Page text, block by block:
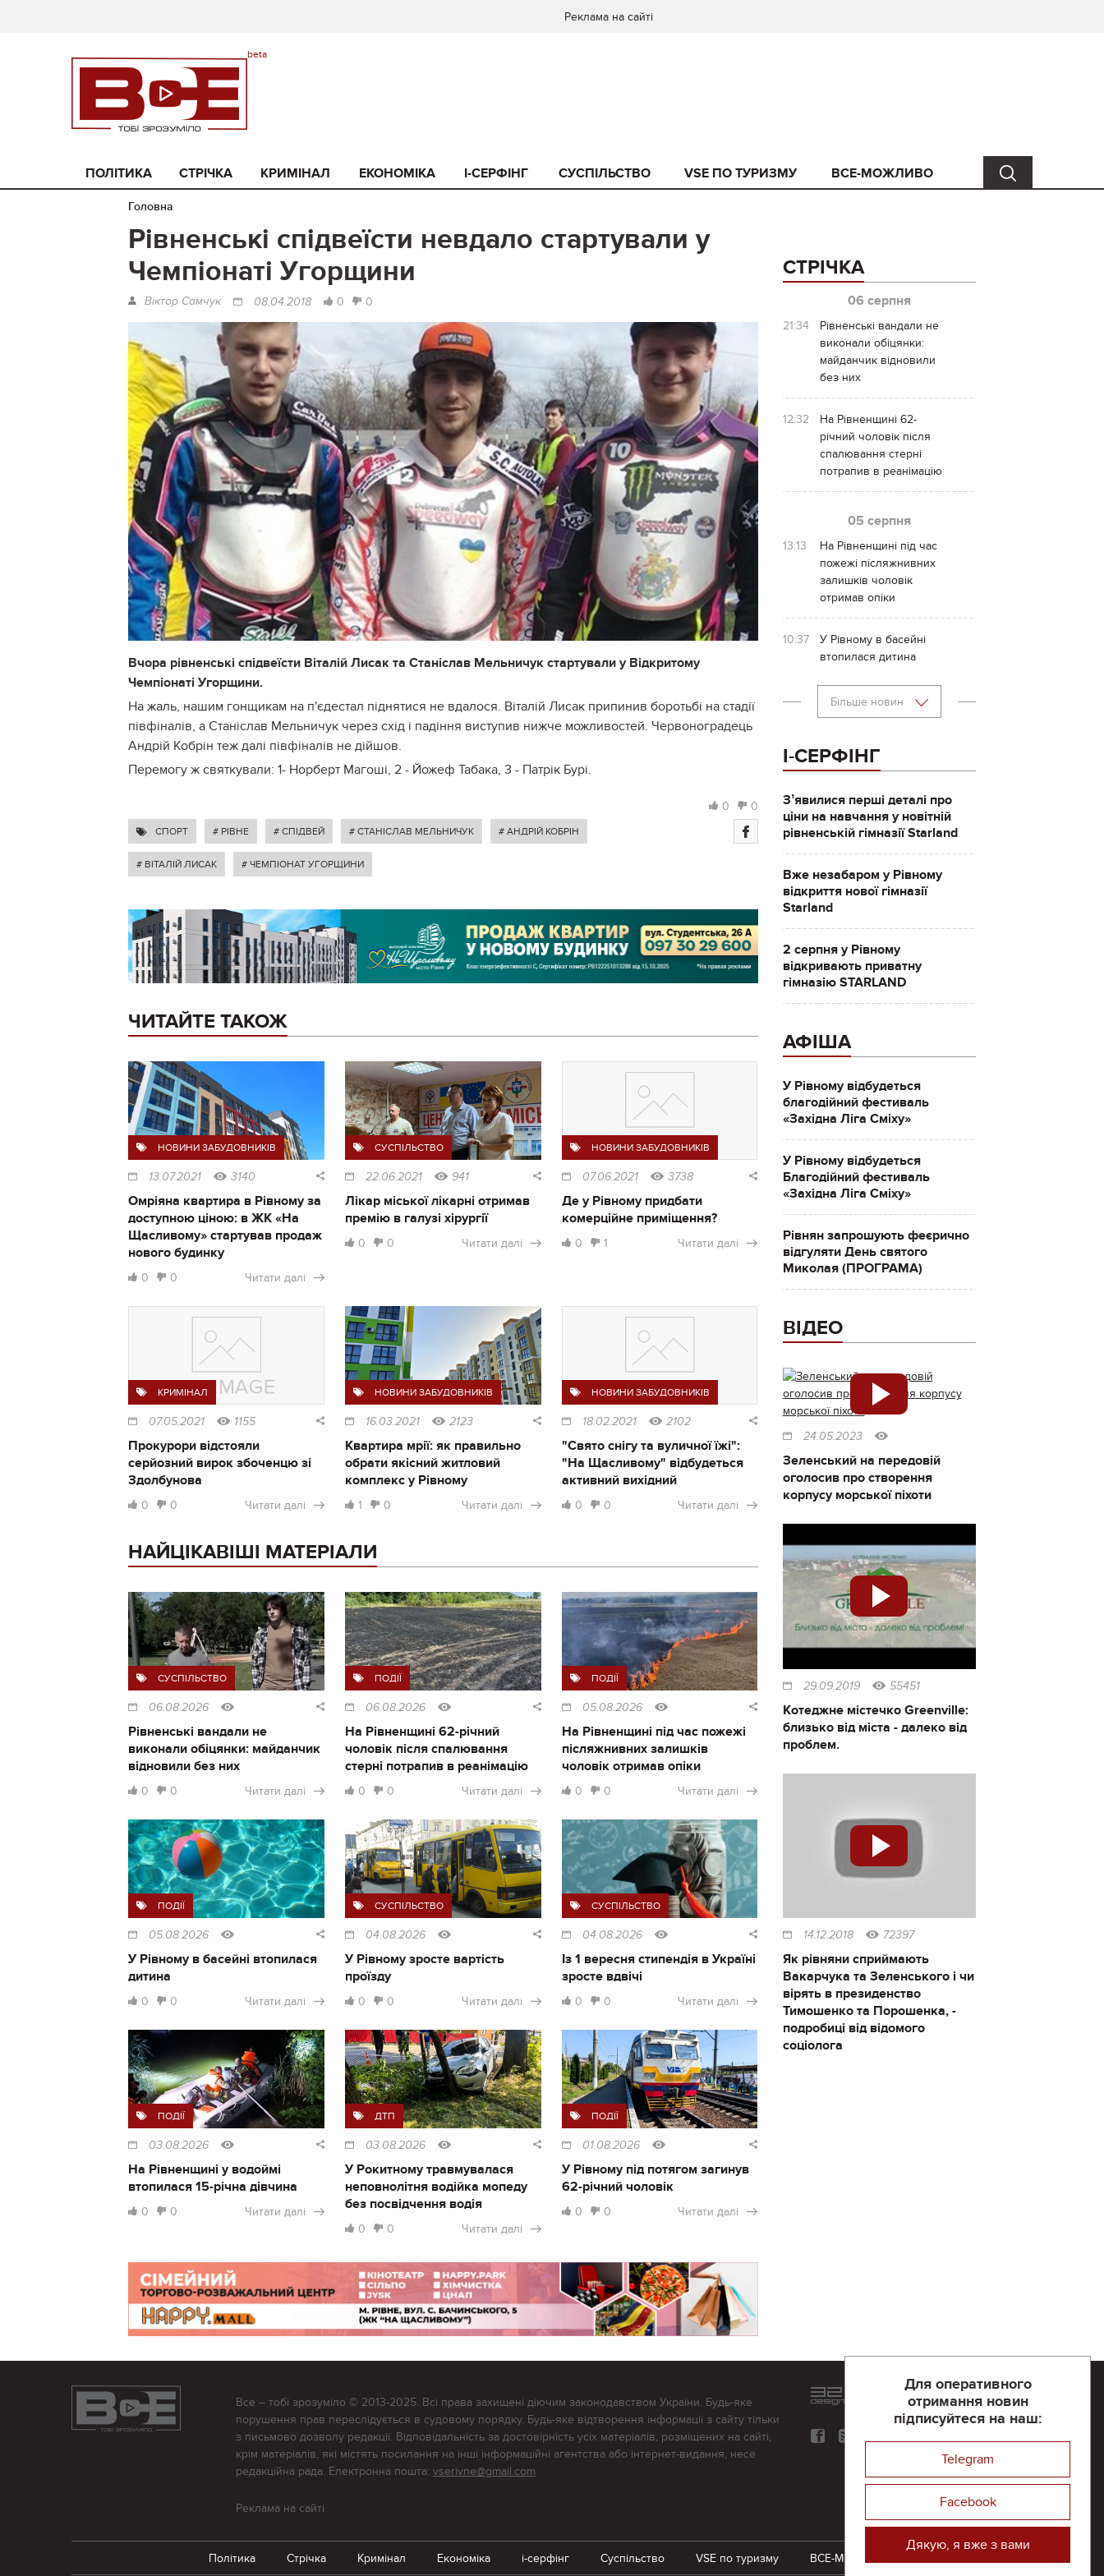
Реклама на сайті
ПОЛІТИКА СТРІЧКА КРИМІНАЛ ЕКОНОМІКА I-СЕРФІНГ СУСПІЛЬСТВО VSE ПО ТУРИЗМУ ВСЕ-МОЖЛИВО
Головна
Рівненські спідвеїсти невдало стартували у
Чемпіонаті Угорщини
Віктор Самчук 08.04.2018 0 0
Вчора рівненські спідвеїсти Віталій Лисак та Станіслав Мельничук стартували у Відкритому
Чемпіонаті Угорщини.
На жаль, нашим гонщикам на п'єдестал піднятися не вдалося. Віталій Лисак припинив боротьбі на стадії
півфіналів, а Станіслав Мельничук через схід і падіння виступив нижче можливостей. Червоноградець
Андрій Кобрін теж далі півфіналів не дійшов.
Перемогу ж святкували: 1- Норберт Магоші, 2 - Йожеф Табака, 3 - Патрік Бурі.
0 0
СПОРТ # РІВНЕ # СПІДВЕЙ # СТАНІСЛАВ МЕЛЬНИЧУК # АНДРІЙ КОБРІН
# ВІТАЛІЙ ЛИСАК # ЧЕМПІОНАТ УГОРЩИНИ
ЧИТАЙТЕ ТАКОЖ
НОВИНИ ЗАБУДОВНИКІВ
13.07.2021 3140
Омріяна квартира в Рівному за
доступною ціною: в ЖК «На
Щасливому» стартував продаж
нового будинку
0 0 Читати далі
СУСПІЛЬСТВО
22.06.2021 941
Лікар міської лікарні отримав
премію в галузі хірургії
0 0 Читати далі
НОВИНИ ЗАБУДОВНИКІВ
07.06.2021 3738
Де у Рівному придбати
комерційне приміщення?
0 1 Читати далі
КРИМІНАЛ
07.05.2021 1155
Прокурори відстояли
серйозний вирок збоченцю зі
Здолбунова
0 0 Читати далі
НОВИНИ ЗАБУДОВНИКІВ
16.03.2021 2123
Квартира мрії: як правильно
обрати якісний житловий
комплекс у Рівному
1 0 Читати далі
НОВИНИ ЗАБУДОВНИКІВ
18.02.2021 2102
"Свято снігу та вуличної їжі":
"На Щасливому" відбудеться
активний вихідний
0 0 Читати далі
НАЙЦІКАВІШІ МАТЕРІАЛИ
СУСПІЛЬСТВО
06.08.2026
Рівненські вандали не
виконали обіцянки: майданчик
відновили без них
0 0 Читати далі
ПОДІЇ
06.08.2026
На Рівненщині 62-річний
чоловік після спалювання
стерні потрапив в реанімацію
0 0 Читати далі
ПОДІЇ
05.08.2026
На Рівненщині під час пожежі
післяжнивних залишків
чоловік отримав опіки
0 0 Читати далі
ПОДІЇ
05.08.2026
У Рівному в басейні втопилася
дитина
0 0 Читати далі
СУСПІЛЬСТВО
04.08.2026
У Рівному зросте вартість
проїзду
0 0 Читати далі
СУСПІЛЬСТВО
04.08.2026
Із 1 вересня стипендія в Україні
зросте вдвічі
0 0 Читати далі
ПОДІЇ
03.08.2026
На Рівненщині у водоймі
втопилася 15-річна дівчина
0 0 Читати далі
ДТП
03.08.2026
У Рокитному травмувалася
неповнолітня водійка мопеду
без посвідчення водія
0 0 Читати далі
ПОДІЇ
01.08.2026
У Рівному під потягом загинув
62-річний чоловік
0 0 Читати далі
СТРІЧКА
06 серпня
21:34
Рівненські вандали не
виконали обіцянки:
майданчик відновили
без них
12:32
На Рівненщині 62-
річний чоловік після
спалювання стерні
потрапив в реанімацію
05 серпня
13:13
На Рівненщині під час
пожежі післяжнивних
залишків чоловік
отримав опіки
10:37
У Рівному в басейні
втопилася дитина
Більше новин
І-СЕРФІНГ
Зʼявилися перші деталі про
ціни на навчання у новітній
рівненській гімназії Starland
Вже незабаром у Рівному
відкриття нової гімназії
Starland
2 серпня у Рівному
відкривають приватну
гімназію STARLAND
АФІША
У Рівному відбудеться
благодійний фестиваль
«Західна Ліга Сміху»
У Рівному відбудеться
Благодійний фестиваль
«Західна Ліга Сміху»
Рівнян запрошують феєрично
відгуляти День святого
Миколая (ПРОГРАМА)
ВІДЕО
24.05.2023
Зеленський на передовій
оголосив про створення
корпусу морської піхоти
29.09.2019 55451
Котеджне містечко Greenville:
близько від міста - далеко від
проблем.
14.12.2018 72397
Як рівняни сприймають
Вакарчука та Зеленського і чи
вірять в президенство
Тимошенко та Порошенка, -
подробиці від відомого
соціолога
Для оперативного
отримання новин
підписуйтеся на наш:
Telegram
Facebook
Дякую, я вже з вами
Все – тобі зрозуміло © 2013-2025. Всі права захищені діючим законодавством України. Будь-яке
порушення прав переслідується в судовому порядку. Будь-яке відтворення інформації з сайту тільки
з письмово дозволу редакції. Відповідальність за достовірність усіх матеріалів, розміщених на сайті,
крім матеріалів, які містять посилання на інші інформаційні агентства або інтернет-видання, несе
редакційна рада. Електронна пошта: vserivne@gmail.com
Реклама на сайті
Розроблений та підтримується
компанії 32х32
Політика Стрічка Кримінал Економіка i-серфінг Суспільство VSE по туризму ВСЕ-МОЖЛИВО